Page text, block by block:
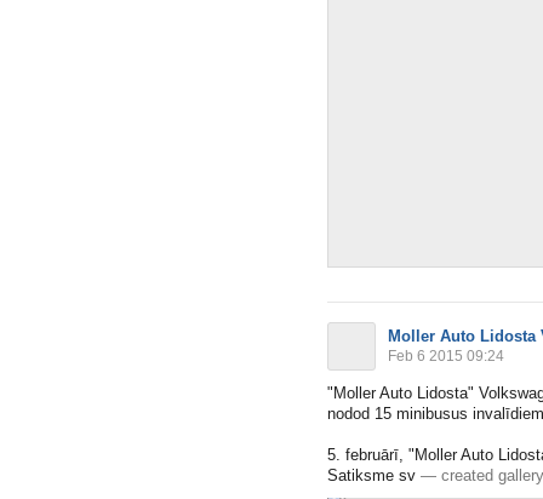
Moller Auto Lidosta
Feb 6 2015 09:24
"Moller Auto Lidosta"
nodod 15 minibusus invalīdiem
5. februārī, "Moller Auto
Satiksme sv — created gallery